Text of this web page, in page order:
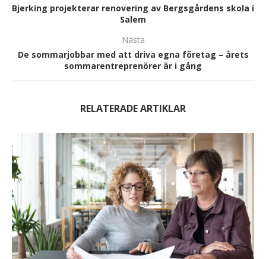
Bjerking projekterar renovering av Bergsgårdens skola i
Salem
Nästa
De sommarjobbar med att driva egna företag – årets
sommarentreprenörer är i gång
RELATERADE ARTIKLAR